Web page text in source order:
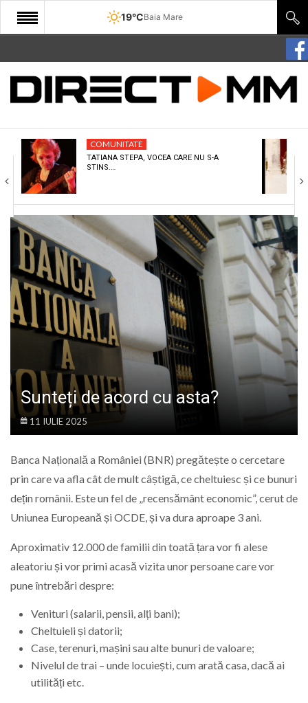
19°CBaia Mare
START
COMUNITATE
CULTURA
ECONOMIE
SANATATE
SPORT
SPECIAL
POLITIC
LIFE
COMUNITATE
TATIANA STEPA, VOCEA CARE NU S-A
STINS.…
Sunteți de acord cu asta?
11 IULIE 2025
Banca Națională a României (BNR) pregătește o cercetare
prin care va afla cât de mult câștigă, ce cheltuiesc și ce bunuri
dețin românii. Este un fel de „recensământ economic”, cerut de
Uniunea Europeană și OCDE, și va dura aproape 3 ani.
Aproximativ 12.000 de familii din toată țara vor fi alese
aleatoriu și vor primi acasă vizita unor persoane care vor
pune întrebări despre:
Venituri (salarii, pensii, alți bani);
Cheltuieli și datorii;
Case, terenuri, mașini sau alte bunuri de valoare;
Nivelul de trai – unde locuiești, cum arată casa, dacă ai
utilități etc.